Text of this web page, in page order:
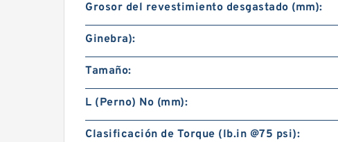
Grosor del revestimiento desgastado (mm):
Ginebra):
Tamaño:
L (Perno) No (mm):
Clasificación de Torque (lb.in @75 psi):